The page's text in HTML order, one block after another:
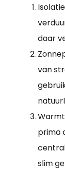
daar
van
prima
slim